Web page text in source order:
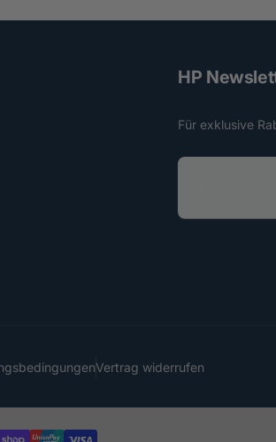
HP
Für exklusive
E
Vertrag widerrufen